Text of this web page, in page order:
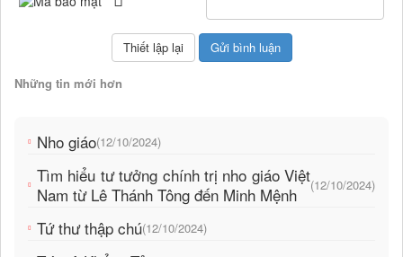
Những tin mới hơn
Nho giáo(12/10/2024)
Tìm hiểu tư tưởng chính trị nho giáo Việt
Nam từ Lê Thánh Tông đến Minh Mệnh
(12/10/2024)
Tứ thư thập chú(12/10/2024)